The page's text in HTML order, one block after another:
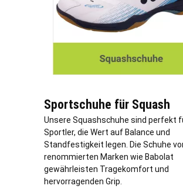
Sportschuhe für Squash
Unsere Squashschuhe sind perfekt
Sportler, die Wert auf Balance und
Standfestigkeit legen. Die Schuhe
renommierten Marken wie Babolat
gewährleisten Tragekomfort und
hervorragenden Grip.